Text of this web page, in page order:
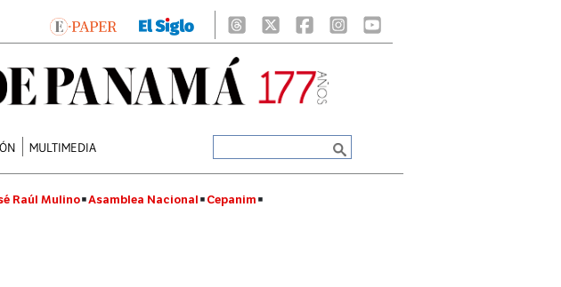
MULTIMEDIA
Raúl Mulino Asamblea Nacional Cepanim